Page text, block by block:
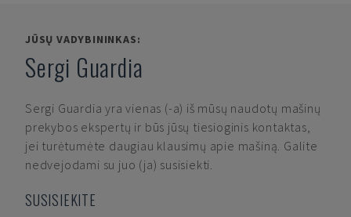
JŪSŲ VADYBININKAS:
Sergi Guardia
Sergi Guardia yra vienas (-a) iš mūsų naudotų mašinų
prekybos ekspertų ir būs jūsų tiesioginis kontaktas,
jei turėtumėte daugiau klausimų apie mašiną. Galite
nedvejodami su juo (ja) susisiekti.
SUSISIEKITE